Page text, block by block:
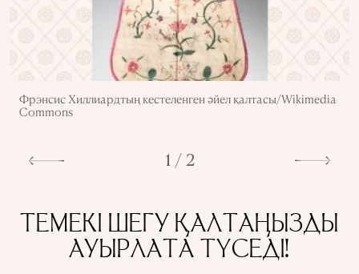
Фрэнсис Хиллиардтың кестеленген әйел қалтасы/Wikimedia
Commons
1 / 2
ТЕМЕКІ ШЕГУ ҚАЛТАҢЫЗДЫ
АУЫРЛАТА ТҮСЕДІ!